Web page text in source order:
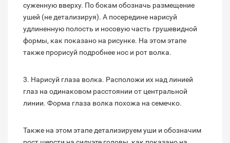
суженную вверху. По бокам обозначь размещение
ушей (не детализируя). А посередине нарисуй
удлиненную полость и носовую часть грушевидной
формы, как показано на рисунке. На этом этапе
также прорисуй подробнее нос и рот волка.
3. Нарисуй глаза волка. Расположи их над линией
глаз на одинаковом расстоянии от центральной
линии. Форма глаза волка похожа на семечко.
Также на этом этапе детализируем уши и обозначим